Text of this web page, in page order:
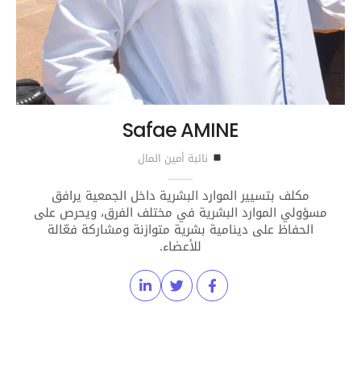
Safae AMINE
نائبة أمين المال
مكلف بتسيير الموارد البشرية داخل الجمعية يرافق
مسؤولي الموارد البشرية في مختلف الفرق، ويحرص على
الحفاظ على دينامية بشرية متوازنة ومشاركة فعّالة
للأعضاء.